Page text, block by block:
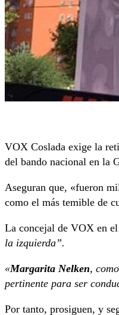
VOX Coslada exige la
del bando nacional en la
Aseguran que, «fueron
como el más temible de
La concejal de VOX en
la izquierda”.
«Margarita Nelken,
pertinente para ser
Por tanto, prosiguen, y